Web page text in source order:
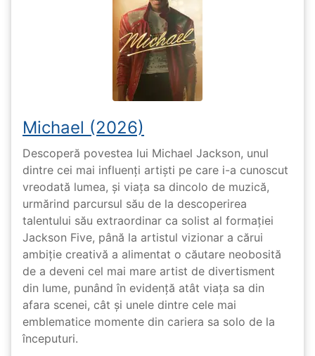
Michael (2026)
Descoperă povestea lui Michael Jackson, unul
dintre cei mai influenți artiști pe care i-a cunoscut
vreodată lumea, și viața sa dincolo de muzică,
urmărind parcursul său de la descoperirea
talentului său extraordinar ca solist al formației
Jackson Five, până la artistul vizionar a cărui
ambiție creativă a alimentat o căutare neobosită
de a deveni cel mai mare artist de divertisment
din lume, punând în evidență atât viața sa din
afara scenei, cât și unele dintre cele mai
emblematice momente din cariera sa solo de la
începuturi.